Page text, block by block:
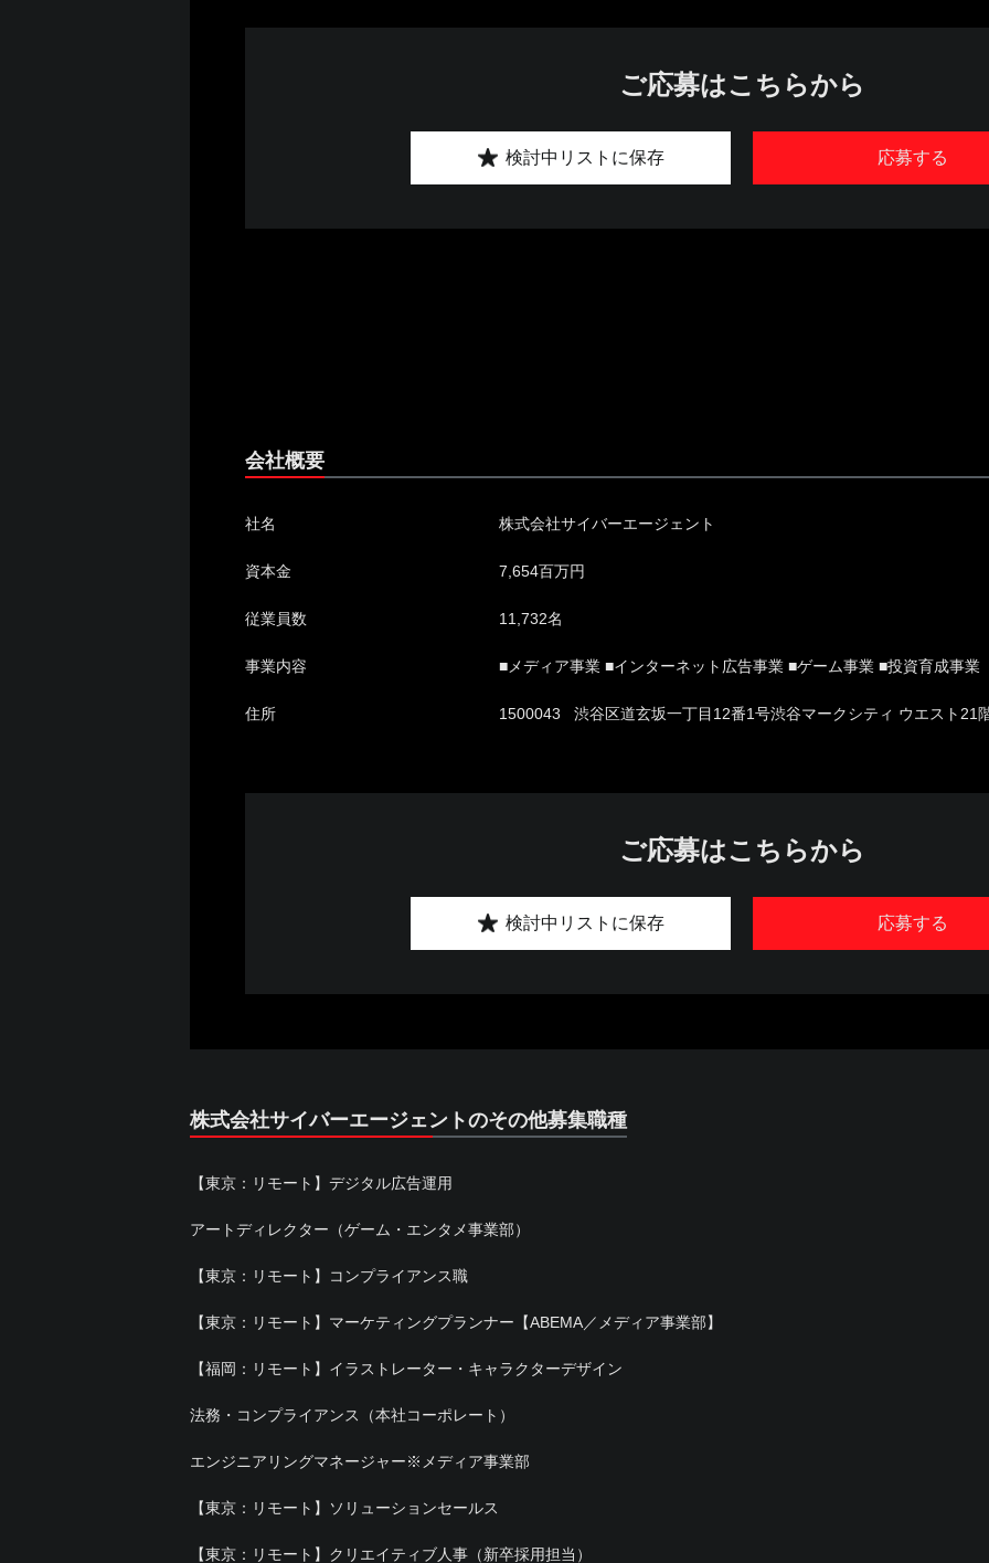
ご応募はこちらから
応募する
検討中リストに保存
会社概要
社名 株式会社サイバーエージェント
資本金 7,654百万円
従業員数 11,732名
事業内容 ■メディア事業 ■インターネット広告事業 ■ゲーム事業 ■投資育成事業
住所 1500043 渋谷区道玄坂一丁目12番1号渋谷マークシティ ウエスト21
ご応募はこちらから
応募する
検討中リストに保存
株式会社サイバーエージェントのその他募集職種
【東京：リモート】デジタル広告運用
アートディレクター（ゲーム・エンタメ事業部）
【東京：リモート】コンプライアンス職
【東京：リモート】マーケティングプランナー【ABEMA／メディア事業部】
【福岡：リモート】イラストレーター・キャラクターデザイン
法務・コンプライアンス（本社コーポレート）
エンジニアリングマネージャー※メディア事業部
【東京：リモート】ソリューションセールス
【東京：リモート】クリエイティブ人事（新卒採用担当）